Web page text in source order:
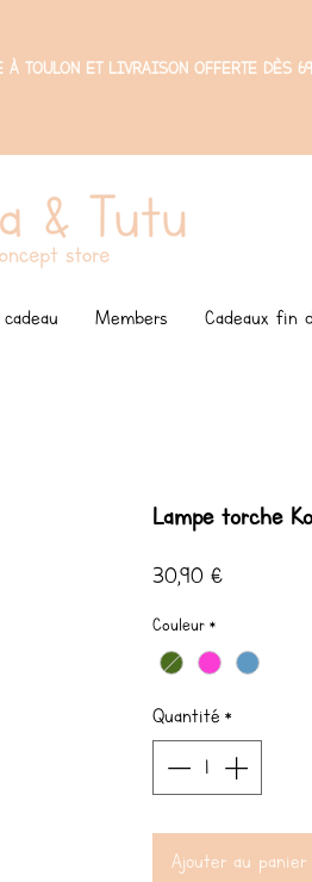
À TOULON ET LIVRAISON OFFERTE DÈS
Members Cadeaux fin
Lampe torche
30,90 €Prix
Couleur *
Quantité *
Ajouter au panier